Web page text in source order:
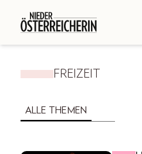
FREIZEIT
ALLE THEMEN